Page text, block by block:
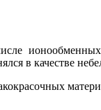
ионообменных
в качестве